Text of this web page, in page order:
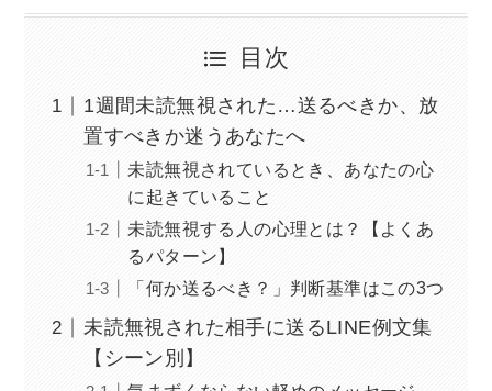
目次
1週間未読無視された…送るべきか、放
置すべきか迷うあなたへ
未読無視されているとき、あなたの心
に起きていること
未読無視する人の心理とは？【よくあ
るパターン】
「何か送るべき？」判断基準はこの3つ
未読無視された相手に送るLINE例文集
【シーン別】